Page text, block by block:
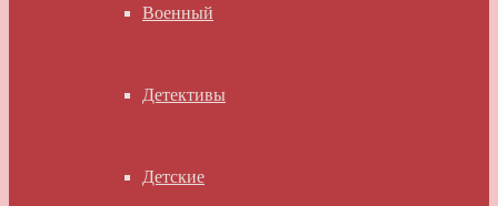
Военный
Детективы
Детские